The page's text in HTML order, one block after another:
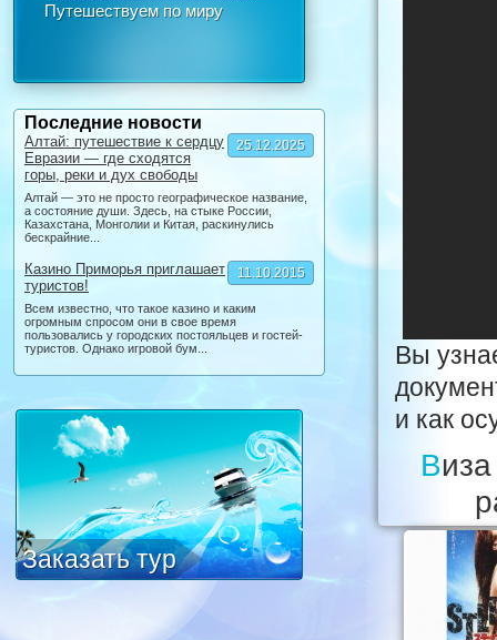
Путешествуем по миру
Последние новости
25.12.2025
Алтай: путешествие к сердцу
Евразии — где сходятся
горы, реки и дух свободы
Алтай — это не просто географическое название,
а состояние души. Здесь, на стыке России,
Казахстана, Монголии и Китая, раскинулись
бескрайние...
11.10.2015
Казино Приморья приглашает
туристов!
Всем известно, что такое казино и каким
огромным спросом они в свое время
пользовались у городских постояльцев и гостей-
туристов. Однако игровой бум...
Заказать тур
Вы
и как
Виза в Польшу. Как открыть Национальную («D»)